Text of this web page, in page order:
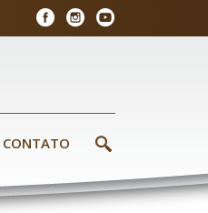
CONTATO